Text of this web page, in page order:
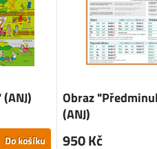
Do košíku
Obraz
(ANJ)
950 Kč